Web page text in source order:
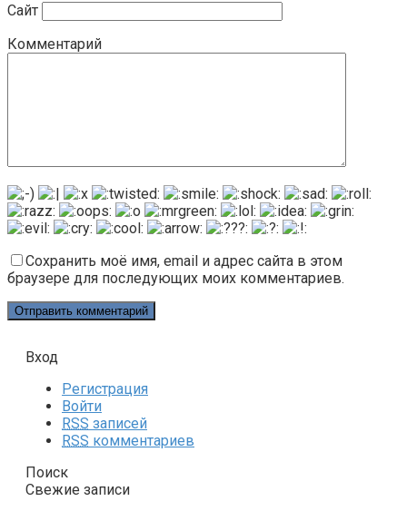
Сайт
Комментарий
Сохранить моё имя, email и адрес сайта в этом
браузере для последующих моих комментариев.
Вход
Регистрация
Войти
RSS записей
RSS комментариев
Поиск
Свежие записи